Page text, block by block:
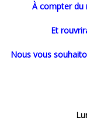
à compter
et
Nous vous souhaitons à toutes et à tous de très belles fêtes de